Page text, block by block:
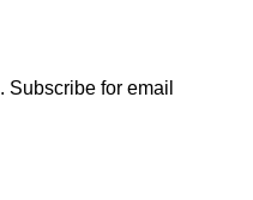
. Subscribe for email